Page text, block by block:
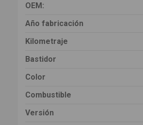
OEM:
Año fabricación
Kilometraje
Bastidor
Color
Combustible
Versión